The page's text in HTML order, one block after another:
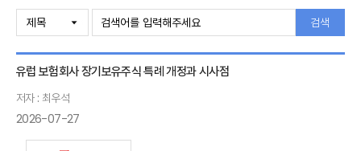
보험회사 재무분석(종간)
주간 해외보험동향(종간)
해외보험금융동향(종간)
검색
유럽 보험회사 장기보유주식 특례 개정과 시사점
저자 : 최우석
2026-07-27